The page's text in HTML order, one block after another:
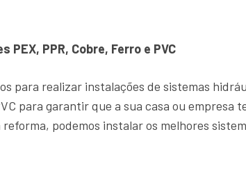
PEX, PPR, Cobre, Ferro e PVC
para realizar instalações de sistemas
para garantir que a sua casa ou
podemos instalar os melhores